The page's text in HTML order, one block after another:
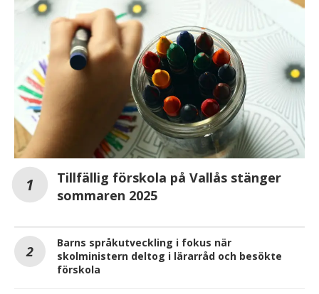
Tillfällig förskola på Vallås stänger
sommaren 2025
Barns språkutveckling i fokus när
skolministern deltog i lärarråd och besökte
förskola